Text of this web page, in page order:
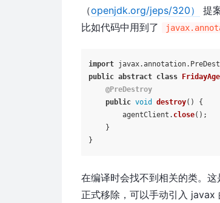
（openjdk.org/jeps/320）
提
比如代码中用到了
import javax.annotation.
public abstract class
@PreDestroy
public void destroy( ) {
        agentClient.
close();
    }
在编译时会找不到相关的类。
正式移除，可以手动引入 javax